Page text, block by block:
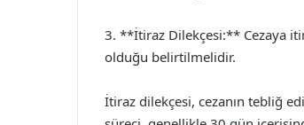
3. **İtiraz Dilekçesi:** Cezaya
olduğu belirtilmelidir.
İtiraz dilekçesi, cezanın tebliğ